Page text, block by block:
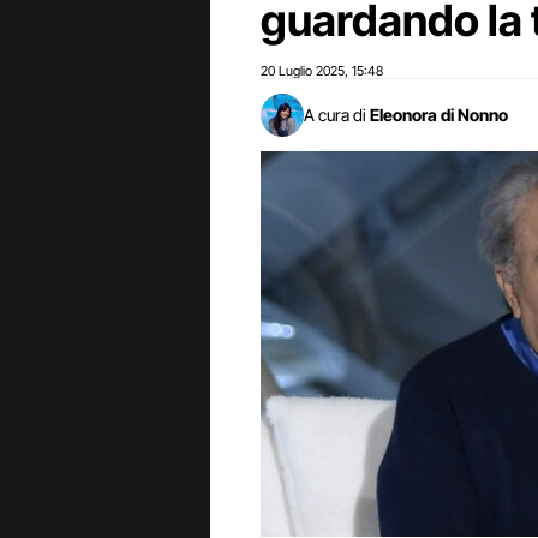
guardando la
20 Luglio 2025 15:48
A cura di Eleonora di Nonno